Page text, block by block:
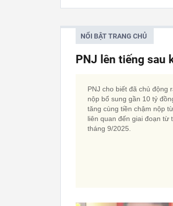
NỔI BẬT TRANG CHỦ
PNJ lên tiếng sau
PNJ cho biết đã chủ động
nộp bổ sung gần 10 tỷ
tăng cùng tiền chậm nộp
liên quan đến giai đoạn từ
tháng 9/2025.